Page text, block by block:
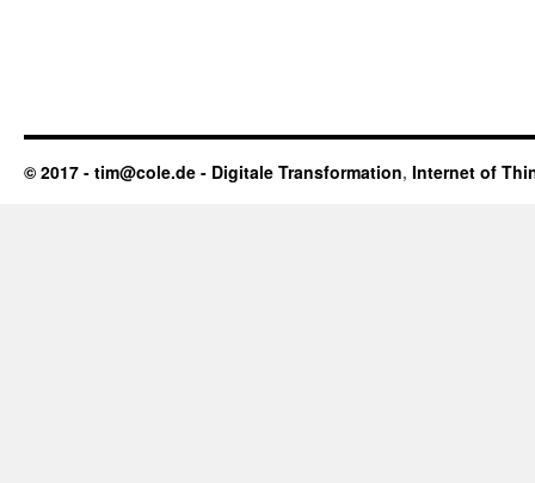
© 2017 - tim@cole.de - Digitale Transformation, Internet of